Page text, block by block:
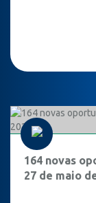
164 novas
27 de maio